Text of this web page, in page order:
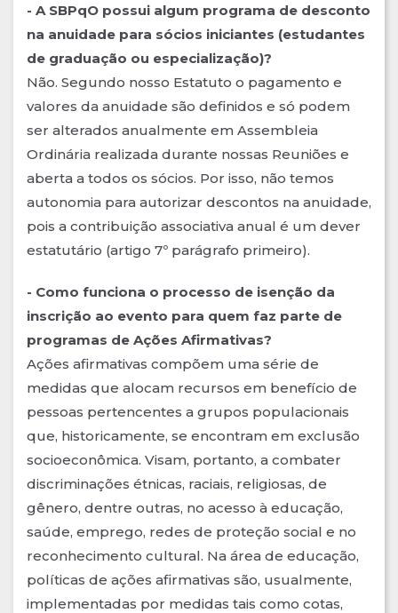
- A SBPqO possui algum programa de desconto
na anuidade para sócios iniciantes (estudantes
de graduação ou especialização)?
Não. Segundo nosso Estatuto o pagamento e
valores da anuidade são definidos e só podem
ser alterados anualmente em Assembleia
Ordinária realizada durante nossas Reuniões e
aberta a todos os sócios. Por isso, não temos
autonomia para autorizar descontos na anuidade,
pois a contribuição associativa anual é um dever
estatutário (artigo 7º parágrafo primeiro).
- Como funciona o processo de isenção da
inscrição ao evento para quem faz parte de
programas de Ações Afirmativas?
Ações afirmativas compõem uma série de
medidas que alocam recursos em benefício de
pessoas pertencentes a grupos populacionais
que, historicamente, se encontram em exclusão
socioeconômica. Visam, portanto, a combater
discriminações étnicas, raciais, religiosas, de
gênero, dentre outras, no acesso à educação,
saúde, emprego, redes de proteção social e no
reconhecimento cultural. Na área de educação,
políticas de ações afirmativas são, usualmente,
implementadas por medidas tais como cotas,